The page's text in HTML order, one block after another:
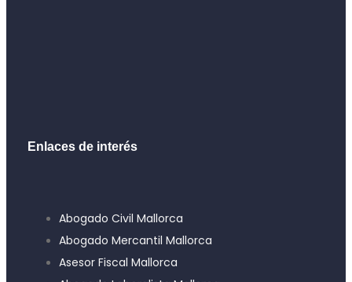
Enlaces de interés
Abogado Civil Mallorca
Abogado Mercantil Mallorca
Asesor Fiscal Mallorca